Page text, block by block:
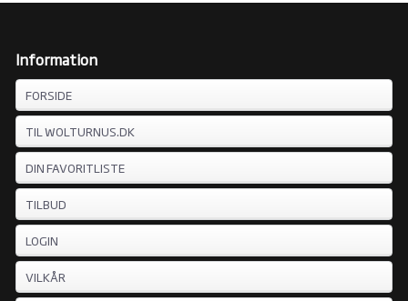
Information
FORSIDE
TIL WOLTURNUS.DK
DIN FAVORITLISTE
TILBUD
LOGIN
VILKÅR